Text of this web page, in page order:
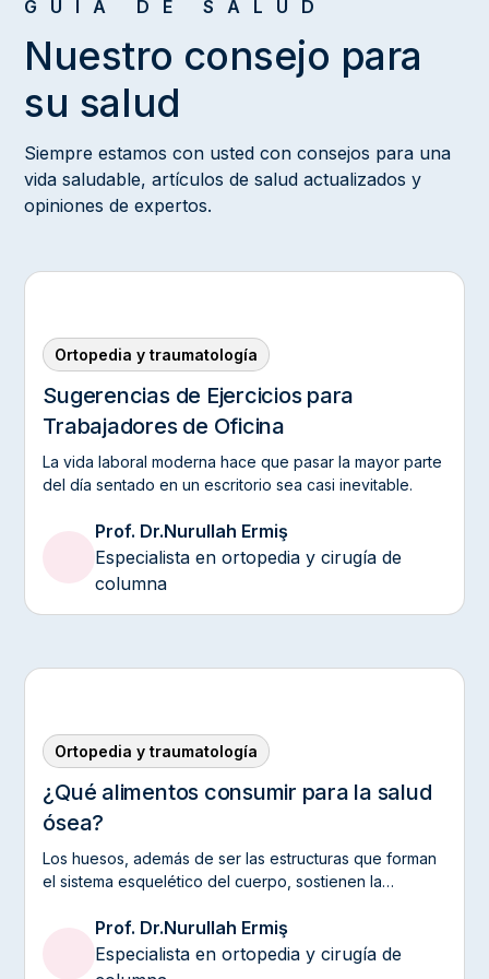
GUÍA DE SALUD
Nuestro consejo para
su salud
Siempre estamos con usted con consejos para una
vida saludable, artículos de salud actualizados y
opiniones de expertos.
Ortopedia y traumatología
Sugerencias de Ejercicios para
Trabajadores de Oficina‍
La vida laboral moderna hace que pasar la mayor parte
del día sentado en un escritorio sea casi inevitable.
Prof. Dr.Nurullah Ermiş
Especialista en ortopedia y cirugía de
columna
Ortopedia y traumatología
¿Qué alimentos consumir para la salud
ósea?
Los huesos, además de ser las estructuras que forman
el sistema esquelético del cuerpo, sostienen la
encuentran entre los tejidos importantes que deben ser
apoyados durante toda la vida.
Prof. Dr.Nurullah Ermiş
Especialista en ortopedia y cirugía de